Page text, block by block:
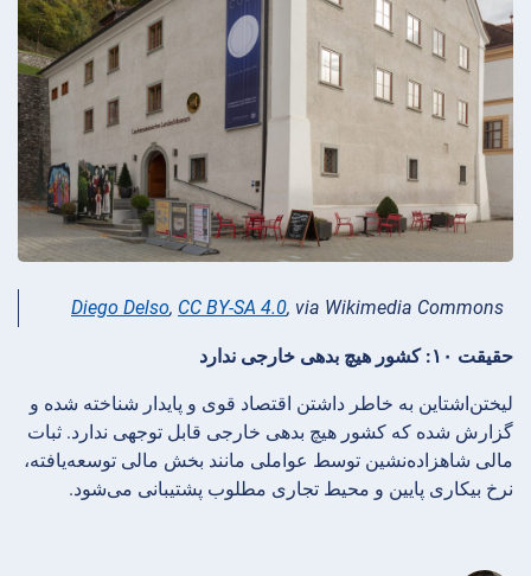
Diego Delso, CC BY-SA 4.0, via Wikimedia Commons
حقیقت ۱۰: کشور هیچ بدهی خارجی ندارد
لیختن‌اشتاین به خاطر داشتن اقتصاد قوی و پایدار شناخته شده و
گزارش شده که کشور هیچ بدهی خارجی قابل توجهی ندارد. ثبات
مالی شاهزاده‌نشین توسط عواملی مانند بخش مالی توسعه‌یافته،
نرخ بیکاری پایین و محیط تجاری مطلوب پشتیبانی می‌شود.